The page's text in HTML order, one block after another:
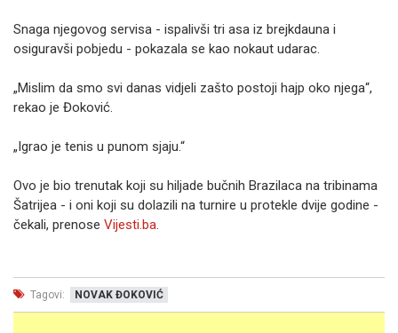
Snaga njegovog servisa - ispalivši tri asa iz brejkdauna i
osiguravši pobjedu - pokazala se kao nokaut udarac.
„Mislim da smo svi danas vidjeli zašto postoji hajp oko njega“,
rekao je Đoković.
„Igrao je tenis u punom sjaju.“
Ovo je bio trenutak koji su hiljade bučnih Brazilaca na tribinama
Šatrijea - i oni koji su dolazili na turnire u protekle dvije godine -
čekali, prenose Vijesti.ba.
Tagovi: NOVAK ĐOKOVIĆ